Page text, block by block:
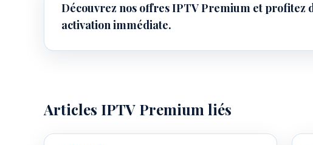
Découvrez nos offres IPTV Premium et profitez
activation immédiate.
Articles IPTV Premium liés